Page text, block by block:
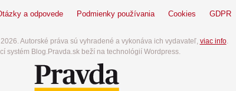
a odpovede Podmienky používania Cookies GDPR
Autorské práva sú vyhradené a vykonáva ich vydavateľ, viac info.
systém Blog.Pravda.sk beží na technológií Wordpress.